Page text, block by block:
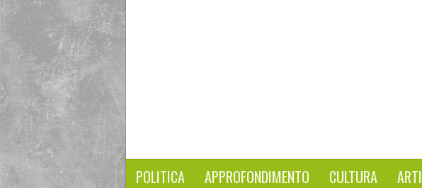
POLITICA APPROFONDIMENTO CULTURA ARTI